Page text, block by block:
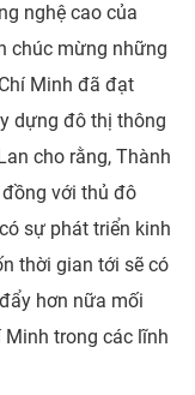
nghệ cao của
chúc mừng những
Minh đã đạt
dựng đô thị thông
cho rằng, Thành
với thủ đô
sự phát triển kinh
thời gian tới sẽ có
hơn nữa mối
Minh trong các lĩnh